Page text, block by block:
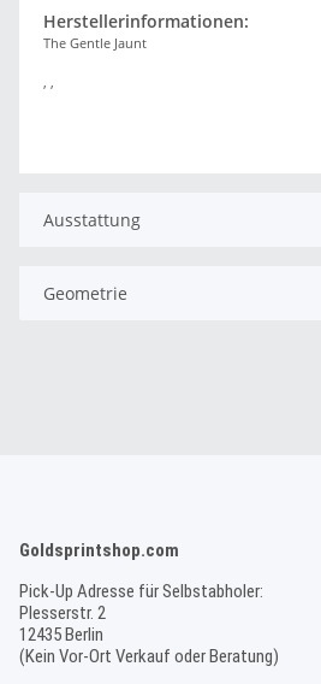
Herstellerinformationen:
The Gentle Jaunt
Ausstattung
Geometrie
Goldsprintshop.com
Pick-Up Adresse für Selbstabholer:
Plesserstr. 2
12435 Berlin
(Kein Vor-Ort Verkauf oder Beratung)